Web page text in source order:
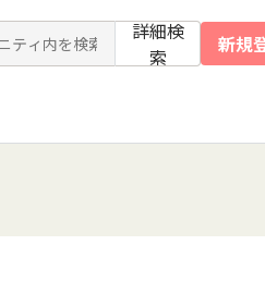
詳細検
索
新規